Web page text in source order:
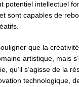
potentiel intellectuel
sont capables de
que la
artistique, mais
qu’il s’agisse de la
technologique,